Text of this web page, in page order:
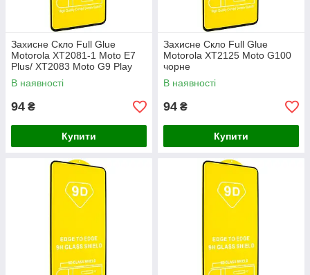
Захисне Скло Full Glue
Motorola XT2081-1 Moto E7
Plus/ XT2083 Moto G9 Play
чорне
В наявності
94 ₴
Купити
Захисне Скло Full Glue
Motorola XT2125 Moto G100
чорне
В наявності
94 ₴
Купити